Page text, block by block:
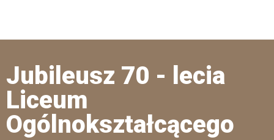
Jubileusz 70 - lecia
Liceum
Ogólnokształcącego